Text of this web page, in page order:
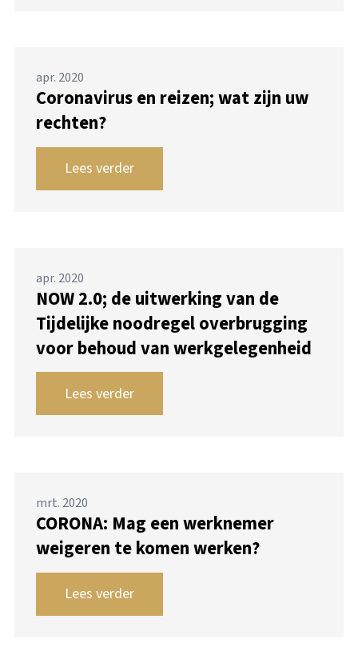
apr. 2020
Coronavirus en reizen; wat zijn uw
rechten?
Lees verder
apr. 2020
NOW 2.0; de uitwerking van de
Tijdelijke noodregel overbrugging
voor behoud van werkgelegenheid
Lees verder
mrt. 2020
CORONA: Mag een werknemer
weigeren te komen werken?
Lees verder